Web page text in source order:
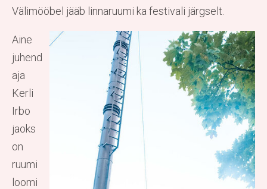
Välimööbel jääb linnaruumi ka festivali järgselt.
Aine
juhend
aja
Kerli
Irbo
jaoks
on
ruumi
loomi